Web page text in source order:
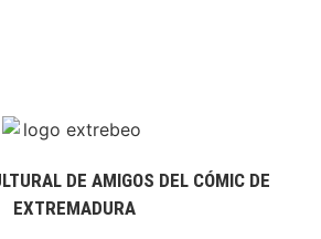
DE AMIGOS DEL CÓMIC DE
EXTREMADURA